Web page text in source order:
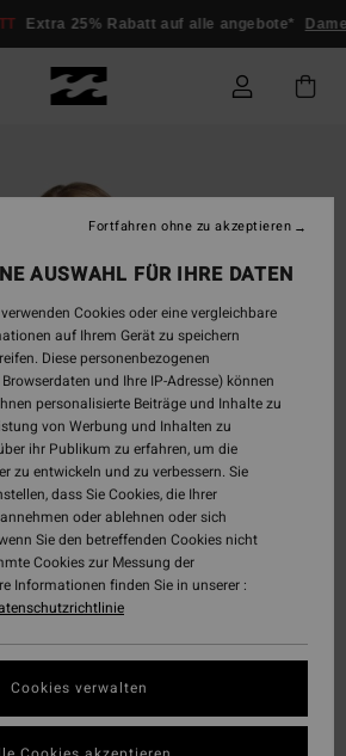
Extra 25% Rabatt auf alle angebote*
AUSWAHL FÜR IHRE DATEN
Cookies oder eine vergleichbare
auf Ihrem Gerät zu speichern
Diese personenbezogenen
und Ihre IP-Adresse) können
personalisierte Beiträge und Inhalte zu
von Werbung und Inhalten zu
ihr Publikum zu erfahren, um die
zu entwickeln und zu verbessern. Sie
dass Sie Cookies, die Ihrer
oder ablehnen oder sich
Sie den betreffenden Cookies nicht
Cookies zur Messung der
Informationen finden Sie in unserer :
Cookies verwalten
Fortfahren ohne zu akzeptieren